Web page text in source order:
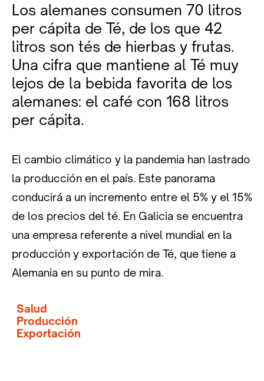
Los alemanes consumen 70 litros
per cápita de Té, de los que 42
litros son tés de hierbas y frutas.
Una cifra que mantiene al Té muy
lejos de la bebida favorita de los
alemanes: el café con 168 litros
per cápita.
El cambio climático y la pandemia han lastrado
la producción en el país. Este panorama
conducirá a un incremento entre el 5% y el 15%
de los precios del té. En Galicia se encuentra
una empresa referente a nivel mundial en la
producción y exportación de Té, que tiene a
Alemania en su punto de mira.
Salud
Producción
Exportación